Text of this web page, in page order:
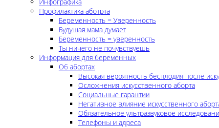
Профилактика аботрта
Беременность = Уверенность
Будущая мама думает
Беременность = уверенность
Ты ничего не почувствуешь
Информация для беременных
Об абортах
Высокая вероятность бесплодия после
Осложнения искусственного аборта
Социальные гарантии
Негативное влияние искусственного
Обязательное ультразвуковое
Телефоны и адреса